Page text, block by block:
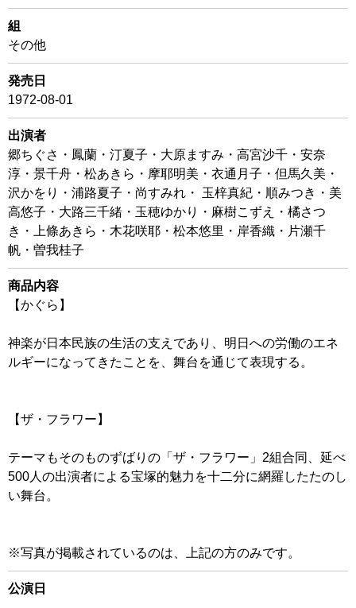
組
その他
発売日
1972-08-01
出演者
郷ちぐさ・鳳蘭・汀夏子・大原ますみ・高宮沙千・安奈
淳・景千舟・松あきら・摩耶明美・衣通月子・但馬久美・
沢かをり・浦路夏子・尚すみれ・ 玉梓真紀・順みつき・美
高悠子・大路三千緒・玉穂ゆかり・麻樹こずえ・橘さつ
き・上條あきら・木花咲耶・松本悠里・岸香織・片瀬千
帆・曽我桂子
商品内容
【かぐら】
神楽が日本民族の生活の支えであり、明日への労働のエネ
ルギーになってきたことを、舞台を通じて表現する。
【ザ・フラワー】
テーマもそのものずばりの「ザ・フラワー」2組合同、延べ
500人の出演者による宝塚的魅力を十二分に網羅したたのし
い舞台。
※写真が掲載されているのは、上記の方のみです。
公演日